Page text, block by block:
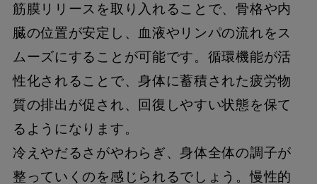
筋膜リリースを取り入れることで、骨格や内
臓の位置が安定し、血液やリンパの流れをス
ムーズにすることが可能です。循環機能が活
性化されることで、身体に蓄積された疲労物
質の排出が促され、回復しやすい状態を保て
るようになります。
冷えやだるさがやわらぎ、身体全体の調子が
整っていくのを感じられるでしょう。慢性的